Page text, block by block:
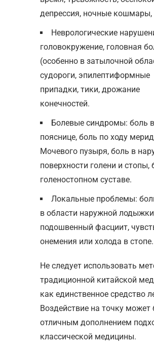
депрессия, ночные кошмары,
Неврологические
головокружение, головная
(особенно в затылочной
судороги, эпилептиформные
припадки, тики, дрожание
конечностей.
Болевые синдромы: боль в
пояснице, боль по ходу
Мочевого пузыря, боль в
поверхности голени и стопы,
голеностопном суставе.
Локальные проблемы:
в области наружной
подошвенный фасциит,
онемения или холода в стопе.
Не следует использовать
традиционной китайской
как единственное средство
Воздействие на точку может
отличным дополнением
классической медицины.